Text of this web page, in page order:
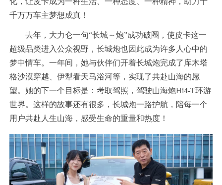
千万万车主梦想成真！
去年，大力仑一句“长城～炮”成功破圈，使皮卡这一
超级品类进入公众视野，长城炮也因此成为许多人心中的
梦中情车。一年间，她与伙伴们开着长城炮完成了库木塔
格沙漠穿越、伊犁看天马浴河等，实现了共赴山海的愿
望。她的下一个目标是：考取驾照，驾驶山海炮Hi4-T环游
世界。这样的故事还有很多，长城炮一路护航，陪每一个
用户共赴人生山海，感受生命的重量和热度！